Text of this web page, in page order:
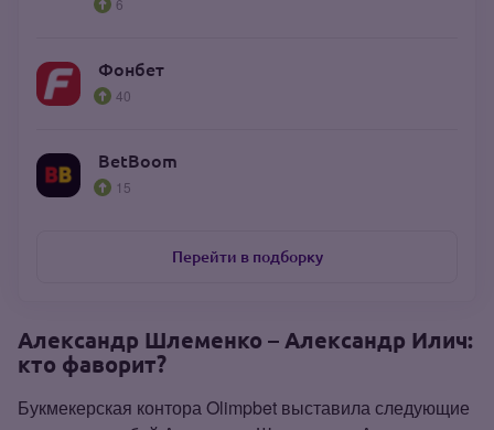
Фонбет
40
BetBoom
15
Перейти в подборку
Александр Шлеменко – Александр Илич:
кто фаворит?
Букмекерская контора Olimpbet выставила следующие